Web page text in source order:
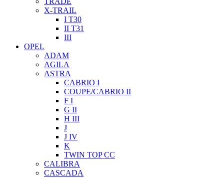
X-TRAIL
I T30
II T31
III
OPEL
ADAM
AGILA
ASTRA
CABRIO I
COUPE/CABRIO II
F I
G II
H III
J
J IV
K
TWIN TOP CC
CALIBRA
CASCADA